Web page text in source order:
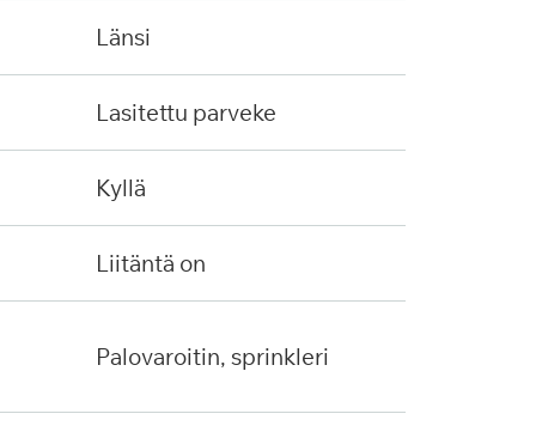
länsi
lasitettu parveke
kyllä
liitäntä on
palovaroitin, sprinkleri